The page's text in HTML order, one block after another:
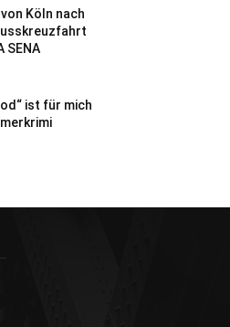
Köln nach
SENA
ist für mich